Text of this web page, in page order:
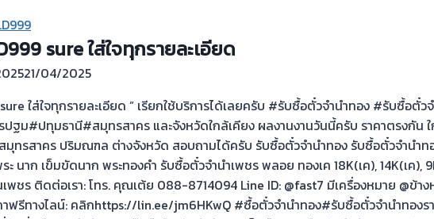
sure ใส่ใจทุกรายละเอียด
21/04/2025
sure ใส่ใจทุกรายละเอียด ” เรียกใช้บริการได้เลยครับ #รับซื้อตั๋วจำนำทอง #รับซื้อตั๋ว
ม#ปทุมธานี#สมุทรสาคร และจังหวัดใกล้เคียง ผลงานงานวันนี้ครับ ราคาตรงกัน
ทรสาคร ปริมณฑล ต่างจังหวัด สอบถามได้ครับ รับซื้อตั๋วจำนำทอง รับซื้อตั๋วจำนำ
ะ นาก เข็มขัดนาก พระทองคำ รับซื้อตั๋วจำนำเพชร พลอย ทองเค 18K(เค), 14K(เค),
พชร ติดต่อเรา: โทร. คุณเต้ย 088-8714094 Line ID: @fast7 มีเครื่องหมาย @ข้
าฟรีทางไลน์: คลิกhttps://lin.ee/jm6HKwQ #ซื้อตั๋วจำนำทอง#รับซื้อตั๋วจำนำทองร